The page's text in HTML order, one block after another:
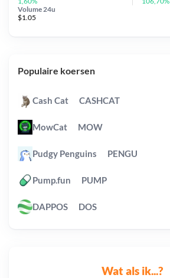
Wat als ik...?
Volume 24u
$1.05
Populaire koersen
Cash Cat CASHCAT
MowCat MOW
Pudgy Penguins PENGU
Pump.fun PUMP
DAPPOS DOS